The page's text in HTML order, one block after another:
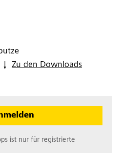
Zu den Downloads
ist nur für registrierte